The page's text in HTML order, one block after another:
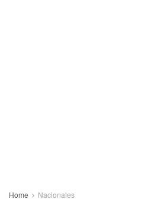
Home Nacionales